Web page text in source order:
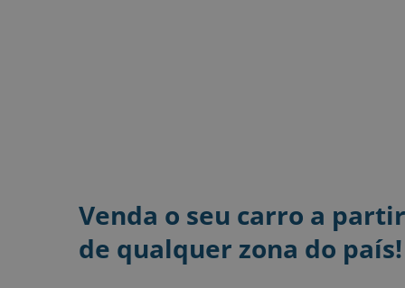
Venda o seu carro a partir
de qualquer zona do país!